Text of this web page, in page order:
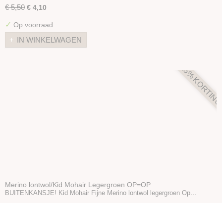
€ 5,50 € 4,10
✓ Op voorraad
IN WINKELWAGEN
25%
Merino lontwol/Kid Mohair Legergroen OP=OP
BUITENKANSJE! Kid Mohair Fijne Merino lontwol legergroen Op…